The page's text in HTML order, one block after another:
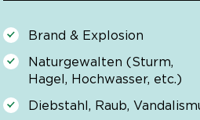
Brand & Explosion
Naturgewalten (Sturm,
Hagel, Hochwasser, etc.)
Diebstahl, Raub,